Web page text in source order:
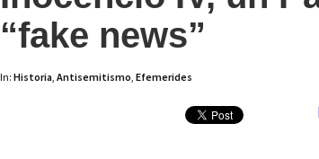
“fake news”
In: Historia, Antisemitismo, Efemerides